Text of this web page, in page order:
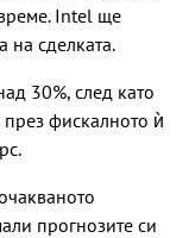
Intel ще
на сделката.
30%, след като
през фискалното ѝ
прогнозите си